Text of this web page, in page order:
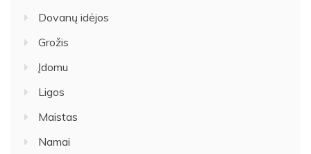
Dovanų idėjos
Grožis
Įdomu
Ligos
Maistas
Namai